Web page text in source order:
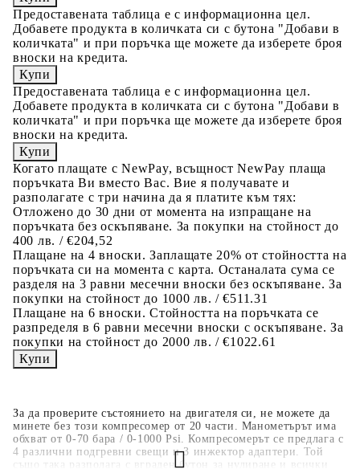
За да проверите състоянието на двигателя си, не можете да
минете без този компресомер от 20 части. Манометърът има
обхват от 0-70 бара / 0-1000 Psi. Компресомерът се предлага с
4 различни подгревни свещи и 3 инжектор адаптери. Той
също така разполага с вграден бутон за нулиране и всички
Предоставената таблица е с информационна цел.
Добавете продукта в количката си с бутона "Добави в
количката" и при поръчка ще можете да изберете броя
вноски на кредита.
Предоставената таблица е с информационна цел.
Добавете продукта в количката си с бутона "Добави в
количката" и при поръчка ще можете да изберете броя
вноски на кредита.
Когато плащате с NewPay, всъщност NewPay плаща
поръчката Ви вместо Вас. Вие я получавате и
разполагате с три начина да я платите към тях:
Отложено до 30 дни от момента на изпращане на
поръчката без оскъпяване. За покупки на стойност до
400 лв. / €204,52
Плащане на 4 вноски. Заплащате 20% от стойността на
поръчката си на момента с карта. Останалата сума се
разделя на 3 равни месечни вноски без оскъпяване. За
покупки на стойност до 1000 лв. / €511.31
Плащане на 6 вноски. Стойността на поръчката се
разпределя в 6 равни месечни вноски с оскъпяване. За
покупки на стойност до 2000 лв. / €1022.61